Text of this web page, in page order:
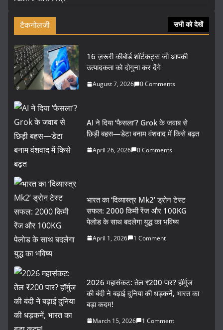
टैकनोलजी सभी को देखें
16 ज़रूरी कीबोर्ड शॉर्टकट्स जो आपकी
उत्पादकता को दोगुना कर देंगे
August 7, 2026 0 Comments
AI ने दिया ‘फैसला’? Grok के जवाब से
छिड़ी बहस—डेटा बनाम वंशवाद में किसे बढ़त
April 26, 2026 0 Comments
भारत का ‘दिव्यास्त्र Mk2’ ड्रोन टेस्ट
सफल: 2000 किमी रेंज और 100KG
पेलोड के साथ बदलेगा युद्ध का भविष्य
April 1, 2026 1 Comment
2026 महासंकट: तेल ₹200 पार? हॉर्मुज
की बंदी ने बढ़ाई दुनिया की धड़कनें, भारत का
बड़ा कदम!
March 15, 2026 1 Comment